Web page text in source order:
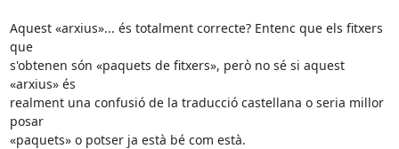
Aquest «arxius»... és totalment correcte? Entenc que els fitxers
que
s'obtenen són «paquets de fitxers», però no sé si aquest
«arxius» és
realment una confusió de la traducció castellana o seria millor
posar
«paquets» o potser ja està bé com està.